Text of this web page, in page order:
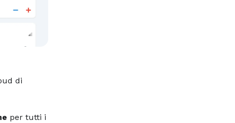
di
per tutti i